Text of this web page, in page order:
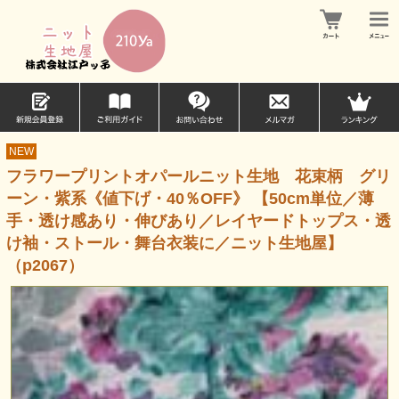
NEW
フラワープリントオパールニット生地 花束柄 グリ
ーン・紫系《値下げ・40％OFF》 【50cm単位／薄
手・透け感あり・伸びあり／レイヤードトップス・透
け袖・ストール・舞台衣装に／ニット生地屋】
（p2067）